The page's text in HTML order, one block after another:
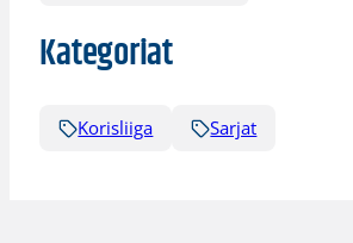
Kategoriat
Korisliiga Sarjat